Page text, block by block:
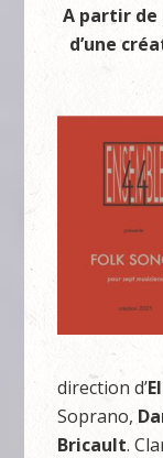
A partir de
d’une
direction d’
Soprano,
Bricault.